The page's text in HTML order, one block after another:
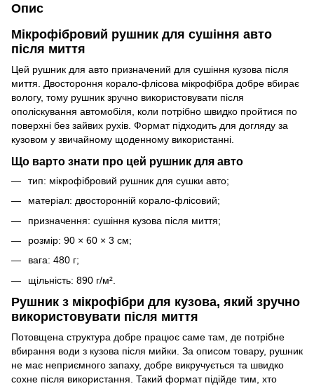
Опис
Мікрофібровий рушник для сушіння авто
після миття
Цей рушник для авто призначений для сушіння кузова після
миття. Двостороння корало-флісова мікрофібра добре вбирає
вологу, тому рушник зручно використовувати після
ополіскування автомобіля, коли потрібно швидко пройтися по
поверхні без зайвих рухів. Формат підходить для догляду за
кузовом у звичайному щоденному використанні.
Що варто знати про цей рушник для авто
тип: мікрофібровий рушник для сушки авто;
матеріал: двосторонній корало-флісовий;
призначення: сушіння кузова після миття;
розмір: 90 × 60 × 3 см;
вага: 480 г;
щільність: 890 г/м².
Рушник з мікрофібри для кузова, який зручно
використовувати після миття
Потовщена структура добре працює саме там, де потрібне
вбирання води з кузова після мийки. За описом товару, рушник
не має неприємного запаху, добре викручується та швидко
сохне після використання. Такий формат підійде тим, хто